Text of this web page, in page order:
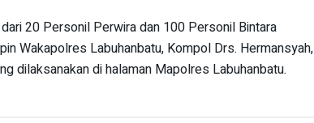
20 Personil Perwira dan 100 Personil Bintara
Wakapolres Labuhanbatu, Kompol Drs. Hermansyah,
dilaksanakan di halaman Mapolres Labuhanbatu.